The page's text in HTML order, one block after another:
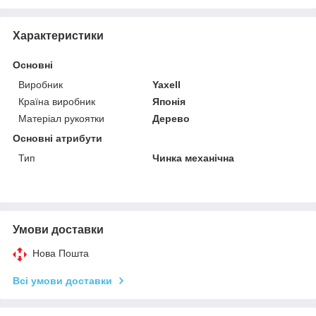
Характеристики
Основні
Виробник
Yaxell
Країна виробник
Японія
Матеріал рукоятки
Дерево
Основні атрибути
Тип
Чинка механічна
Умови доставки
Нова Пошта
Всі умови доставки